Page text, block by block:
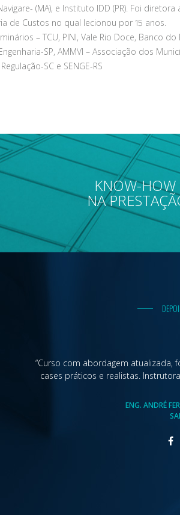
(MA), e Instituto IDD (PR). Foi diretora
de Custos no qual lecionou por 15 anos.
– TCU, PINI, Vale Rio Doce, Banco do
SP, AMMVI – Associação dos
SC e SENGE-RS
KNOW-
NA
“Curso com abordagem atualizada,
cases práticos e realistas.
ENG. ANDRÉ